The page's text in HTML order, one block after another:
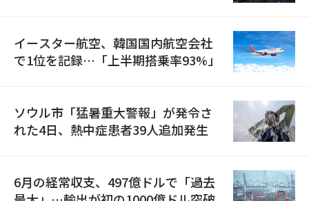
イースター航空、韓国国内航空会社
で1位を記録…「上半期搭乗率93%」
ソウル市「猛暑重大警報」が発令さ
れた4日、熱中症患者39人追加発生
6月の経常収支、497億ドルで「過去